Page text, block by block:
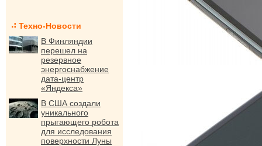
Техно-Новости
В Финляндии
перешел на
резервное
энергоснабжение
дата-центр
«Яндекса»
В США создали
уникального
прыгающего робота
для исследования
поверхности Луны